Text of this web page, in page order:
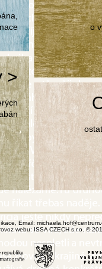
>
o
Email:
webu: ISSA CZECH s.r.o. ©